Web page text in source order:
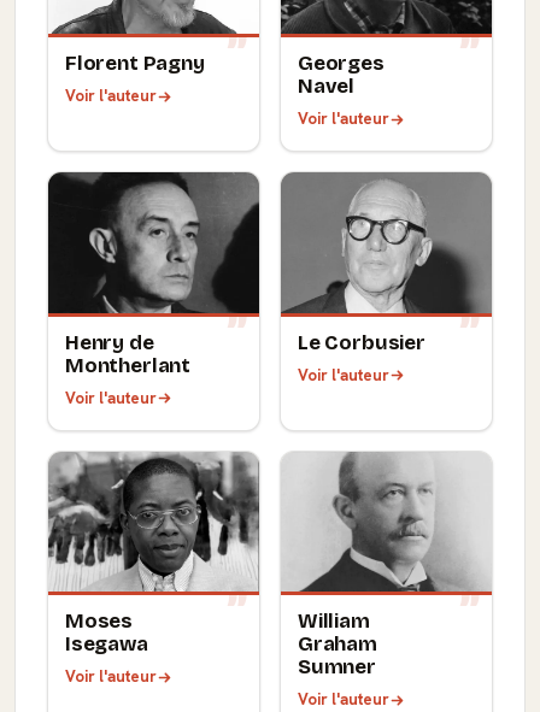
Florent Pagny
Voir l'auteur
Georges
Navel
Voir l'auteur
Henry de
Montherlant
Voir l'auteur
Le Corbusier
Voir l'auteur
Moses
Isegawa
Voir l'auteur
William
Graham
Sumner
Voir l'auteur